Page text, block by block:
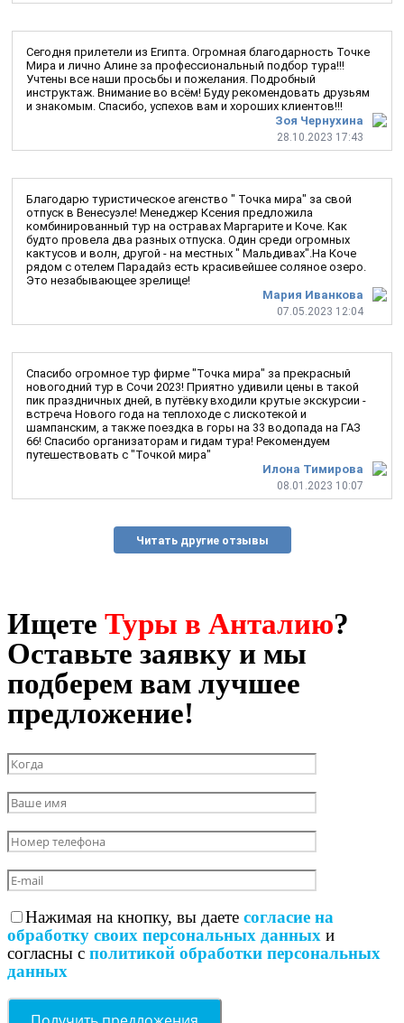
Зоя Чернухина
28.10.2023 17:43
Сегодня прилетели из Египта. Огромная благодарность Точке
Мира и лично Алине за профессиональный подбор тура!!!
Учтены все наши просьбы и пожелания. Подробный
инструктаж. Внимание во всём! Буду рекомендовать друзьям
и знакомым. Спасибо, успехов вам и хороших клиентов!!!
Мария Иванкова
07.05.2023 12:04
Благодарю туристическое агенство " Точка мира" за свой
отпуск в Венесуэле! Менеджер Ксения предложила
комбинированный тур на остравах Маргарите и Коче. Как
будто провела два разных отпуска. Один среди огромных
кактусов и волн, другой - на местных " Мальдивах".На Коче
рядом с отелем Парадайз есть красивейшее соляное озеро.
Это незабывающее зрелище!
Илона Тимирова
08.01.2023 10:07
Спасибо огромное тур фирме "Точка мира" за прекрасный
новогодний тур в Сочи 2023! Приятно удивили цены в такой
пик праздничных дней, в путёвку входили крутые экскурсии -
встреча Нового года на теплоходе с лискотекой и
шампанским, а также поездка в горы на 33 водопада на ГАЗ
66! Спасибо организаторам и гидам тура! Рекомендуем
путешествовать с "Точкой мира"
Читать другие отзывы
Ищете Туры в Анталию?
Оставьте заявку и мы
подберем вам лучшее
предложение!
Нажимая на кнопку, вы даете согласие на
обработку своих персональных данных и
согласны с политикой обработки персональных
данных